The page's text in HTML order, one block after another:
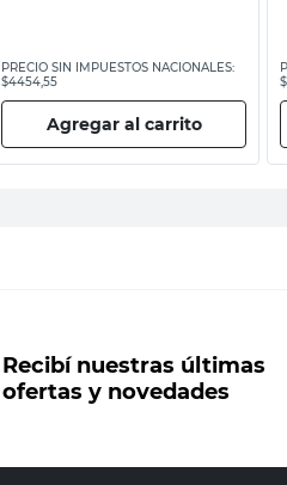
PRECIO SIN IMPUESTOS NACIONALES:
$4454,55
Agregar al carrito
Recibí nuestras últimas
ofertas y novedades